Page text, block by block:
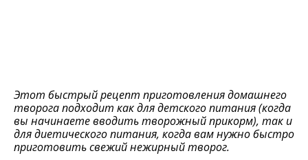
Этот быстрый рецепт приготовления домашнего
творога подходит как для детского питания (когда
вы начинаете вводить творожный прикорм), так и
для диетического питания, когда вам нужно быстро
приготовить свежий нежирный творог.